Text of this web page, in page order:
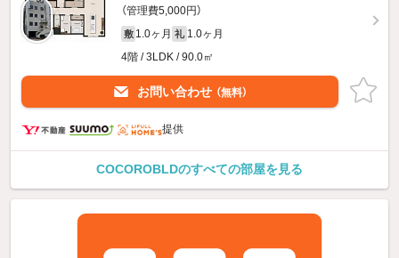
（管理費5,000円）
敷 1.0ヶ月 礼 1.0ヶ月
4階 / 3LDK / 90.0㎡
お問い合わせ （無料）
提供
COCOROBLDのすべての部屋を見る